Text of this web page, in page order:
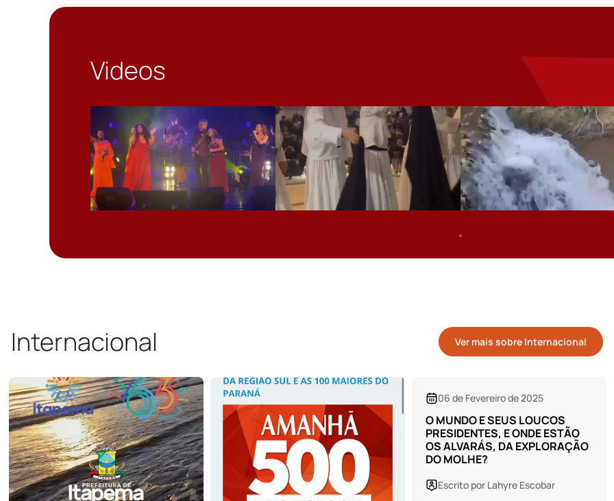
Videos
Internacional Ver mais sobre Internacional
06 de Fevereiro de 2025
O MUNDO E SEUS LOUCOS
PRESIDENTES, E ONDE ESTÃO
OS ALVARÁS, DA EXPLORAÇÃO
DO MOLHE?
Escrito por Lahyre Escobar
06 de Novembro de 2024
AS CRÍTICAS A UPA E AO
HOSPITAL ESTÃO
DEMASIADAS. O POVO NÃO
ACEITA QUE O HOSPITAL TEM
Escrito por Lahyre Escobar